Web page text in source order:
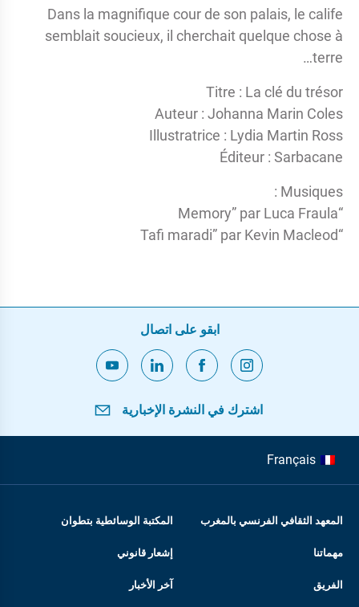
Dans la magnifique cour de son palais, le calife
semblait soucieux, il cherchait quelque chose à
terre…
Titre : La clé du trésor
Auteur : Johanna Marin Coles
Illustratrice : Lydia Martin Ross
Éditeur : Sarbacane
Musiques :
“Memory” par Luca Fraula
“Tafi maradi” par Kevin Macleod
ابقو على اتصال
اشترك في النشرة الإخبارية
Français
المعهد الثقافي الفرنسي بالمغرب المكتبة الوسائطية بتطوان
مهماتنا إشعار قانوني
الفريق آخر الأخبار